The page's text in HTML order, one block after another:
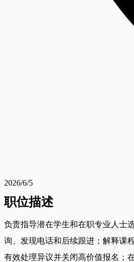
2026/6/5
职位描述
负责指导潜在学生和在职专业人士
询、发现电话和后续跟进；解释课
有效处理异议并关闭高价值报名；